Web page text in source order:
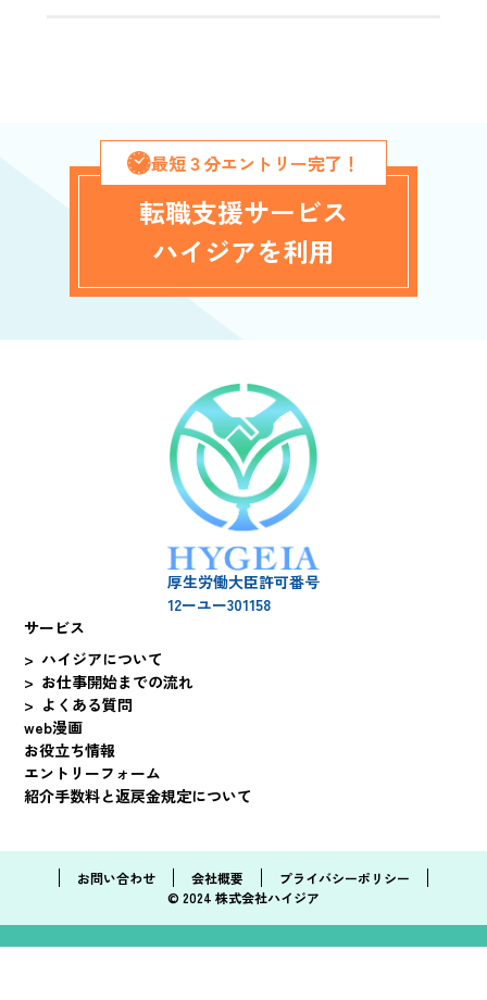
転職支援サービス
ハイジアを利用
最短３分エントリー完了！
厚生労働大臣許可番号
12ーユー301158
サービス
ハイジアについて
お仕事開始までの流れ
よくある質問
web漫画
お役立ち情報
エントリーフォーム
紹介手数料と返戻金規定について
© 2024 株式会社ハイジア
お問い合わせ 会社概要 プライバシーポリシー